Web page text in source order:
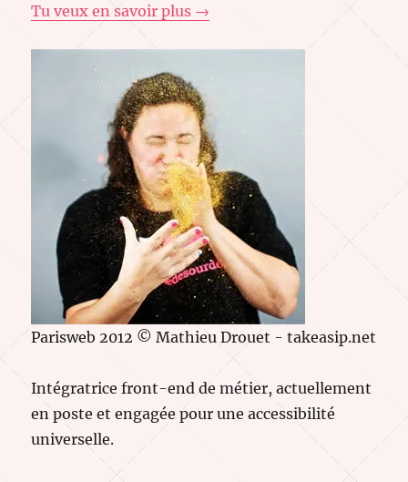
Tu veux en savoir plus →
Parisweb 2012 © Mathieu Drouet - takeasip.net
Intégratrice front-end de métier, actuellement
en poste et engagée pour une accessibilité
universelle.